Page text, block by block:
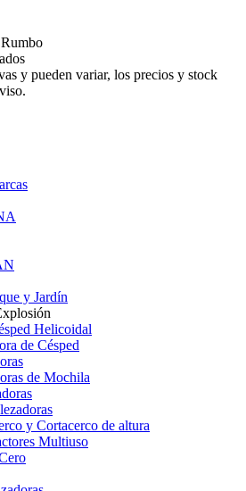
y pueden variar, los precios y stock
y Jardín
Helicoidal
de Césped
de Mochila
y Cortacerco de altura
Multiuso